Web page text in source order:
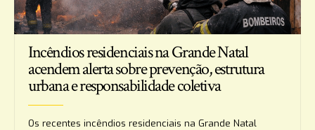
Incêndios residenciais na Grande Natal
acendem alerta sobre prevenção, estrutura
urbana e responsabilidade coletiva
Os recentes incêndios residenciais na Grande Natal